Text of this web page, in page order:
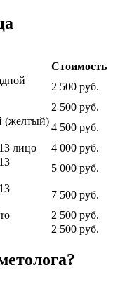
Стоимость
2 500 руб.
2 500 руб.
(желтый)
4 500 руб.
лицо
4 000 руб.
5 000 руб.
7 500 руб.
2 500 руб.
2 500 руб.